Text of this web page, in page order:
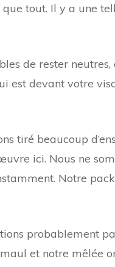
que tout. Il y a une
de rester
est devant votre
tiré beaucoup
ici. Nous ne
Notre
probablement
et notre mêlée